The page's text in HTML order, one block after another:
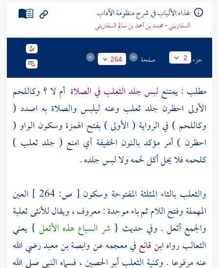
غذاء الألباب في شرح منظومة الآداب
السفاريني - محمد بن أحمد بن سالم السفاريني
جزء 2 صفحة 264
مطلب : يمتنع لبس جلد الثعلب في الصلاة أم لا ؟ وكاللحم
الأولى احظرن جلد ثعلب وعنه ليلبس والصلاة به اصدد (
وكاللحم ) في الرواية ( الأولى ) بفتح الهمزة وسكون الواو (
احظرن ) أمر مؤكد بالنون الخفيفة أي امنع ( جلد ثعلب )
كلحمه فلا يحل أكل لحمه ولا لبس جلده .
والثعلب بالثاء المثلثة المفتوحة وسكون [ ص:
العين
المهملة وفتح اللام ثم باء موحدة : معروف ، ويقال للأنثى ثعلبة
والجمع أثعل . وفي حديث { شر السباع هذه الأثعل } يعني
الثعالب رواهابن قانعفي معجمه عنوابصة بن معبدرضي الله
عنه مرفوعا . وكنية الثعلب أبو الحصين ، فسماه النبي صلى الله